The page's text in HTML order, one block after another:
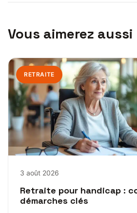
Vous aimerez aussi
RETRAITE
3 août 2026
Retraite pour handicap :
démarches clés